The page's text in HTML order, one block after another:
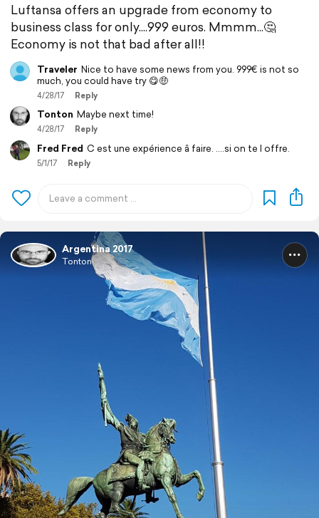
Luftansa offers an upgrade from economy to
business class for only....999 euros. Mmmm...🤔
Economy is not that bad after all!!
Traveler Nice to have some news from you. 999€ is not so
much, you could have try 😋🤑
4/28/17 Reply
Tonton Maybe next time!
4/28/17 Reply
Fred Fred C est une expérience â faire. ....si on te l offre.
5/1/17 Reply
Argentina 2017
Tonton